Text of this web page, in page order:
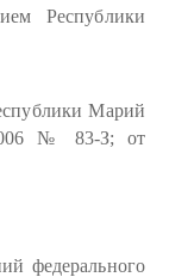
Республики
Марий
№ 83-З; от
федерального